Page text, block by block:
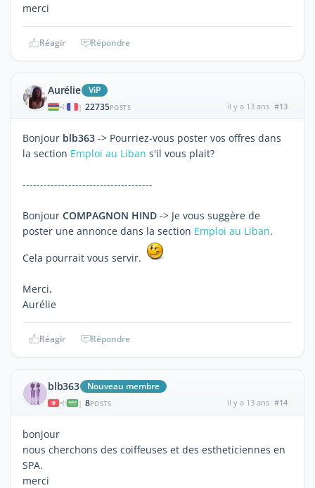
merci
Réagir Répondre
Aurélie ViP
| 22735POSTS il y a 13 ans #13
Bonjour blb363 -> Pourriez-vous poster vos offres dans
la section Emploi au Liban s'il vous plait?
-------------------------------------
Bonjour COMPAGNON HIND -> Je vous suggère de
poster une annonce dans la section Emploi au Liban.
Cela pourrait vous servir.
Merci,
Aurélie
Réagir Répondre
blb363 Nouveau membre
| 8POSTS il y a 13 ans #14
bonjour
nous cherchons des coiffeuses et des estheticiennes en
SPA.
merci